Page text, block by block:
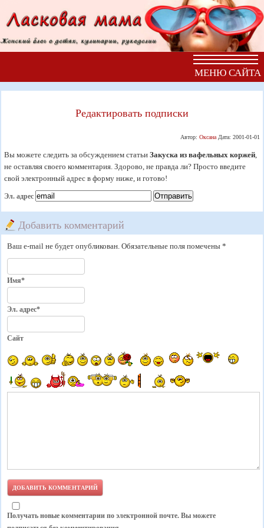
МЕНЮ САЙТА
Редактировать подписки
Автор: ОксанаДата: 2001-01-01
Вы можете следить за обсуждением статьиЗакуска из вафельных коржей
не оставляя своего комментария. Здорово, не правда ли? Просто введите
свой электронный адрес в форму ниже, и готово!
Эл. адрес
Добавить комментарий
Ваш e-mail не будет опубликован. Обязательные поля помечены *
Имя*
Эл. адрес*
Сайт
Получать новые комментарии по электронной почте. Вы можете